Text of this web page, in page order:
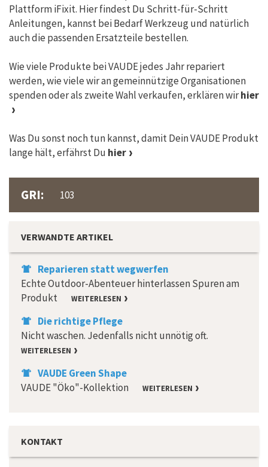
Plattform iFixit. Hier findest Du Schritt-für-Schritt
Anleitungen, kannst bei Bedarf Werkzeug und natürlich
auch die passenden Ersatzteile bestellen.
Wie viele Produkte bei VAUDE jedes Jahr repariert
werden, wie viele wir an gemeinnützige Organisationen
spenden oder als zweite Wahl verkaufen, erklären wirhier
Was Du sonst noch tun kannst, damit Dein VAUDE Produkt
lange hält, erfährst Du hier
GRI: 103
VERWANDTE ARTIKEL
Reparieren statt wegwerfen
Echte Outdoor-Abenteuer hinterlassen Spuren am
Produkt
WEITERLESEN
Die richtige Pflege
Nicht waschen. Jedenfalls nicht unnötig oft.
WEITERLESEN
VAUDE Green Shape
VAUDE "Öko"-Kollektion
WEITERLESEN
KONTAKT